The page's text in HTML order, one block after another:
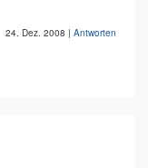
24. Dez. 2008 | Antworten